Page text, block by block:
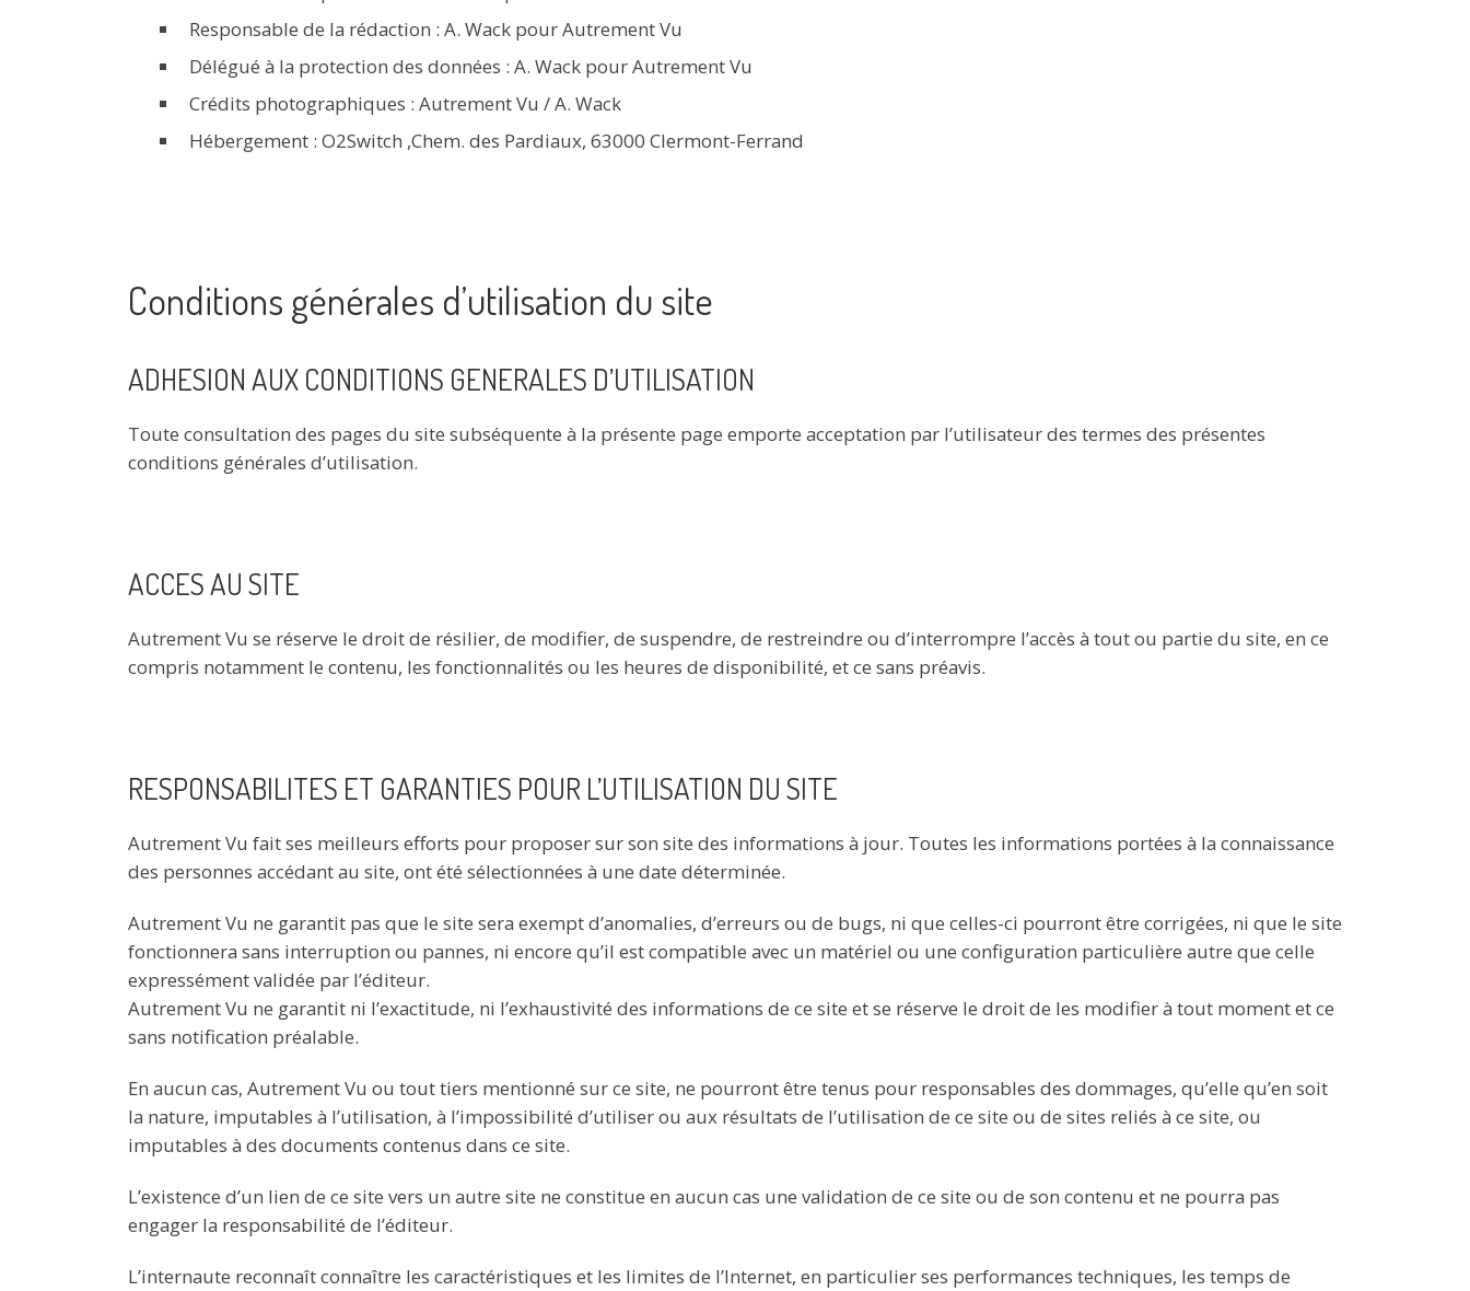
Responsable de la rédaction : A. Wack pour Autrement Vu
Délégué à la protection des données : A. Wack pour Autrement Vu
Crédits photographiques : Autrement Vu / A. Wack
Hébergement : O2Switch ,Chem. des Pardiaux, 63000 Clermont-Ferrand
Conditions générales d’utilisation du site
ADHESION AUX CONDITIONS GENERALES D’UTILISATION
Toute consultation des pages du site subséquente à la présente page emporte acceptation par l’utilisateur des termes des présentes
conditions générales d’utilisation.
ACCES AU SITE
Autrement Vu se réserve le droit de résilier, de modifier, de suspendre, de restreindre ou d’interrompre l’accès à tout ou partie du site, en ce
compris notamment le contenu, les fonctionnalités ou les heures de disponibilité, et ce sans préavis.
RESPONSABILITES ET GARANTIES POUR L’UTILISATION DU SITE
Autrement Vu fait ses meilleurs efforts pour proposer sur son site des informations à jour. Toutes les informations portées à la connaissance
des personnes accédant au site, ont été sélectionnées à une date déterminée.
Autrement Vu ne garantit pas que le site sera exempt d’anomalies, d’erreurs ou de bugs, ni que celles-ci pourront être corrigées, ni que le site
fonctionnera sans interruption ou pannes, ni encore qu’il est compatible avec un matériel ou une configuration particulière autre que celle
expressément validée par l’éditeur.
Autrement Vu ne garantit ni l’exactitude, ni l’exhaustivité des informations de ce site et se réserve le droit de les modifier à tout moment et ce
sans notification préalable.
En aucun cas, Autrement Vu ou tout tiers mentionné sur ce site, ne pourront être tenus pour responsables des dommages, qu’elle qu’en soit
la nature, imputables à l’utilisation, à l’impossibilité d’utiliser ou aux résultats de l’utilisation de ce site ou de sites reliés à ce site, ou
imputables à des documents contenus dans ce site.
L’existence d’un lien de ce site vers un autre site ne constitue en aucun cas une validation de ce site ou de son contenu et ne pourra pas
engager la responsabilité de l’éditeur.
L’internaute reconnaît connaître les caractéristiques et les limites de l’Internet, en particulier ses performances techniques, les temps de